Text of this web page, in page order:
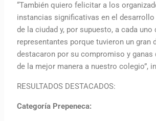
“También quiero felicitar a los
instancias significativas en el
de la ciudad y, por supuesto, a cada uno
representantes porque tuvieron un gran
destacaron por su compromiso y ganas
de la mejor manera a nuestro colegio”,
RESULTADOS DESTACADOS:
Categoría Prepeneca: